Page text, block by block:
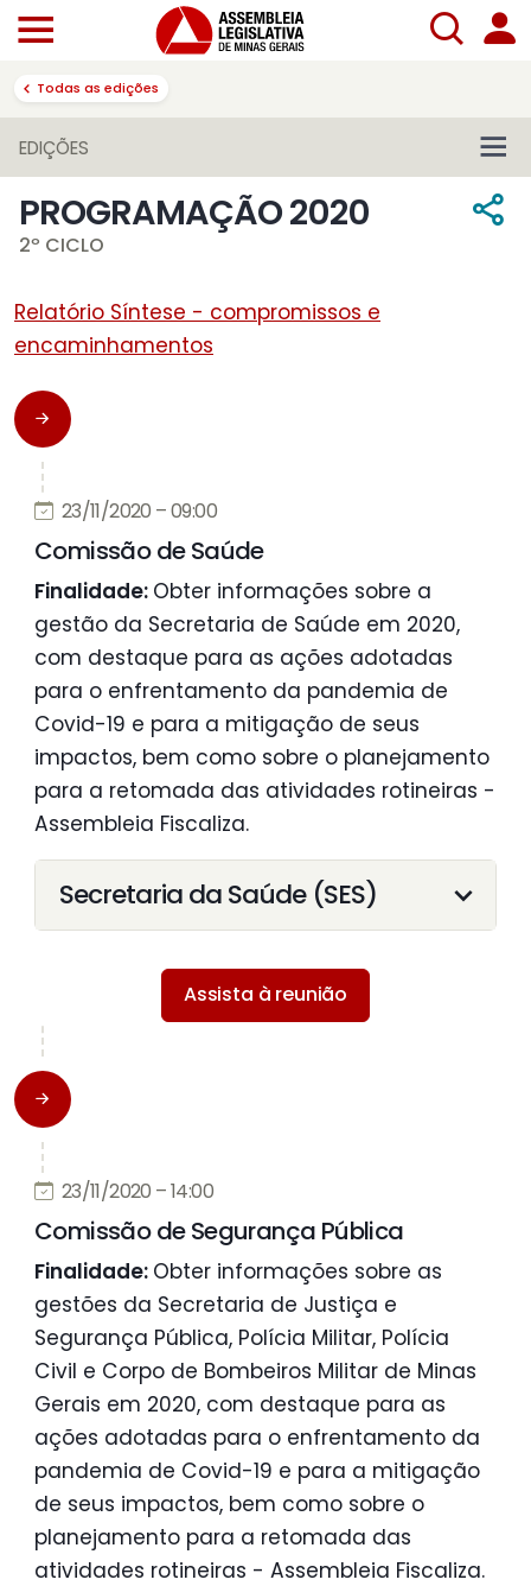
Todas as edições
EDIÇÕES
PROGRAMAÇÃO 2020
2º CICLO
Relatório Síntese - compromissos e
encaminhamentos
23/11/2020 – 09:00
Comissão de Saúde
Finalidade: Obter informações sobre a
gestão da Secretaria de Saúde em 2020,
com destaque para as ações adotadas
para o enfrentamento da pandemia de
Covid-19 e para a mitigação de seus
impactos, bem como sobre o planejamento
para a retomada das atividades rotineiras -
Assembleia Fiscaliza.
Secretaria da Saúde (SES)
Assista à reunião
23/11/2020 – 14:00
Comissão de Segurança Pública
Finalidade: Obter informações sobre as
gestões da Secretaria de Justiça e
Segurança Pública, Polícia Militar, Polícia
Civil e Corpo de Bombeiros Militar de Minas
Gerais em 2020, com destaque para as
ações adotadas para o enfrentamento da
pandemia de Covid-19 e para a mitigação
de seus impactos, bem como sobre o
planejamento para a retomada das
atividades rotineiras - Assembleia Fiscaliza.